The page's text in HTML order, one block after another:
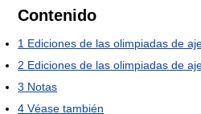
Contenido
1 Ediciones de las olimpiadas de
2 Ediciones de las olimpiadas de
3 Notas
4 Véase también